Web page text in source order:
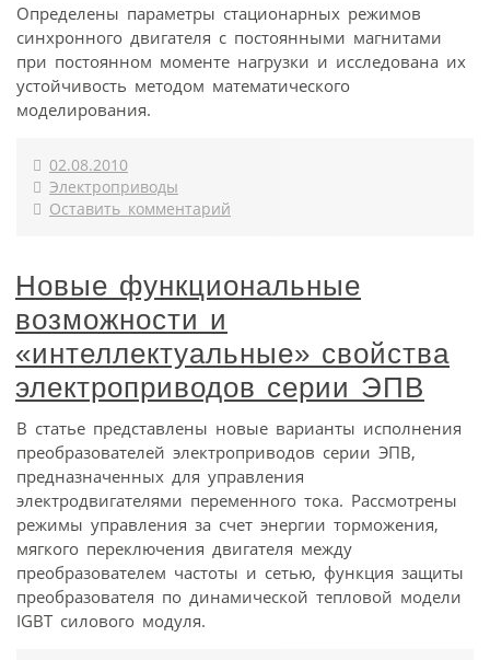
Определены параметры стационарных режимов
синхронного двигателя с постоянными магнитами
при постоянном моменте нагрузки и исследована их
устойчивость методом математического
моделирования.
02.08.2010
Электроприводы
Оставить комментарий
Новые функциональные
возможности и
«интеллектуальные» свойства
электроприводов серии ЭПВ
В статье представлены новые варианты исполнения
преобразователей электроприводов серии ЭПВ,
предназначенных для управления
электродвигателями переменного тока. Рассмотрены
режимы управления за счет энергии торможения,
мягкого переключения двигателя между
преобразователем частоты и сетью, функция защиты
преобразователя по динамической тепловой модели
IGBT силового модуля.